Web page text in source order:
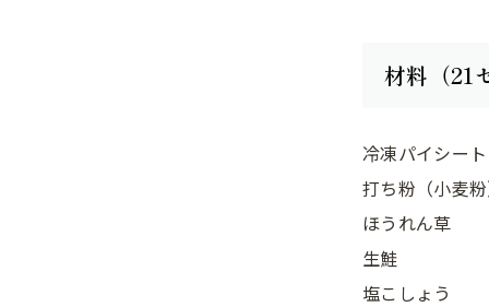
材料（21
冷凍パイシート
打ち粉（小麦
ほうれん草
生鮭
塩こしょう